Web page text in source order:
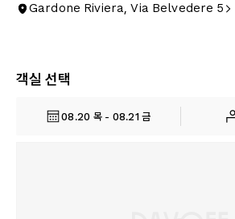
Gardone Riviera, Via Belvedere 5
객실 선택
08.20 목 - 08.21 금